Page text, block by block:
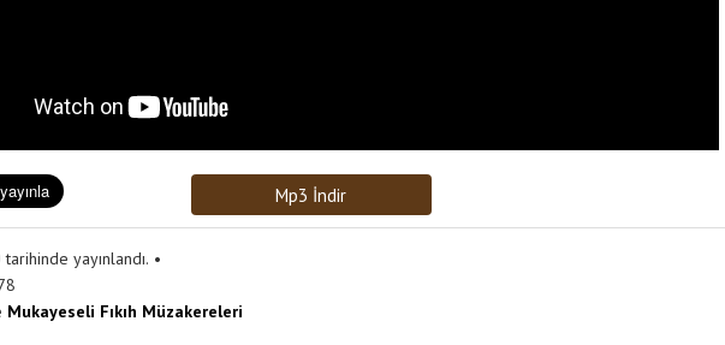
Mp3 İndir
yayınlandı.
Mukayeseli Fıkıh Müzakereleri